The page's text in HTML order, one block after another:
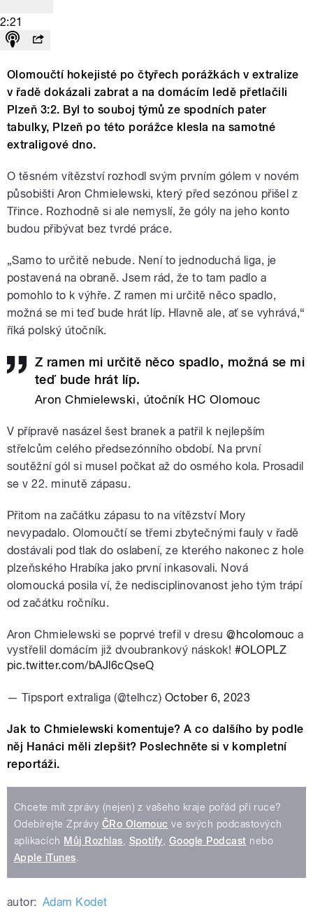
2:21
Olomoučtí hokejisté po čtyřech porážkách v extralize
v řadě dokázali zabrat a na domácím ledě přetlačili
Plzeň 3:2. Byl to souboj týmů ze spodních pater
tabulky, Plzeň po této porážce klesla na samotné
extraligové dno.
O těsném vítězství rozhodl svým prvním gólem v novém
působišti Aron Chmielewski, který před sezónou přišel z
Třince. Rozhodně si ale nemyslí, že góly na jeho konto
budou přibývat bez tvrdé práce.
„Samo to určitě nebude. Není to jednoduchá liga, je
postavená na obraně. Jsem rád, že to tam padlo a
pomohlo to k výhře. Z ramen mi určitě něco spadlo,
možná se mi teď bude hrát líp. Hlavně ale, ať se vyhrává,“
říká polský útočník.
Z ramen mi určitě něco spadlo, možná se mi
teď bude hrát líp.
Aron Chmielewski, útočník HC Olomouc
V přípravě nasázel šest branek a patřil k nejlepším
střelcům celého předsezónního období. Na první
soutěžní gól si musel počkat až do osmého kola. Prosadil
se v 22. minutě zápasu.
Přitom na začátku zápasu to na vítězství Mory
nevypadalo. Olomoučtí se třemi zbytečnými fauly v řadě
dostávali pod tlak do oslabení, ze kterého nakonec z hole
plzeňského Hrabíka jako první inkasovali. Nová
olomoucká posila ví, že nedisciplinovanost jeho tým trápí
od začátku ročníku.
Aron Chmielewski se poprvé trefil v dresu@hcolomouc a
vystřelil domácím již dvoubrankový náskok! #OLOPLZ
pic.twitter.com/bAJl6cQseQ
— Tipsport extraliga (@telhcz) October 6, 2023
Jak to Chmielewski komentuje? A co dalšího by podle
něj Hanáci měli zlepšit? Poslechněte si v kompletní
reportáži.
Chcete mít zprávy (nejen) z vašeho kraje pořád při ruce?
Odebírejte Zprávy ČRo Olomouc ve svých podcastových
aplikacích Můj Rozhlas, Spotify, Google Podcast nebo
Apple iTunes.
autor: Adam Kodet